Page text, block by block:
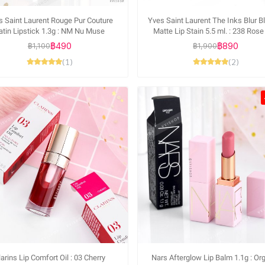
Saint Laurent Rouge Pur Couture
Lipstick 1.3g : NM Nu Muse
฿1,100฿490
(1)
Yves Saint Laurent The Inks Blur
Matte Lip Stain 5.5 ml. : 238
฿1,900฿890
(2)
Lip Comfort Oil : 03 Cherry
Nars Afterglow Lip Balm 1.1g :